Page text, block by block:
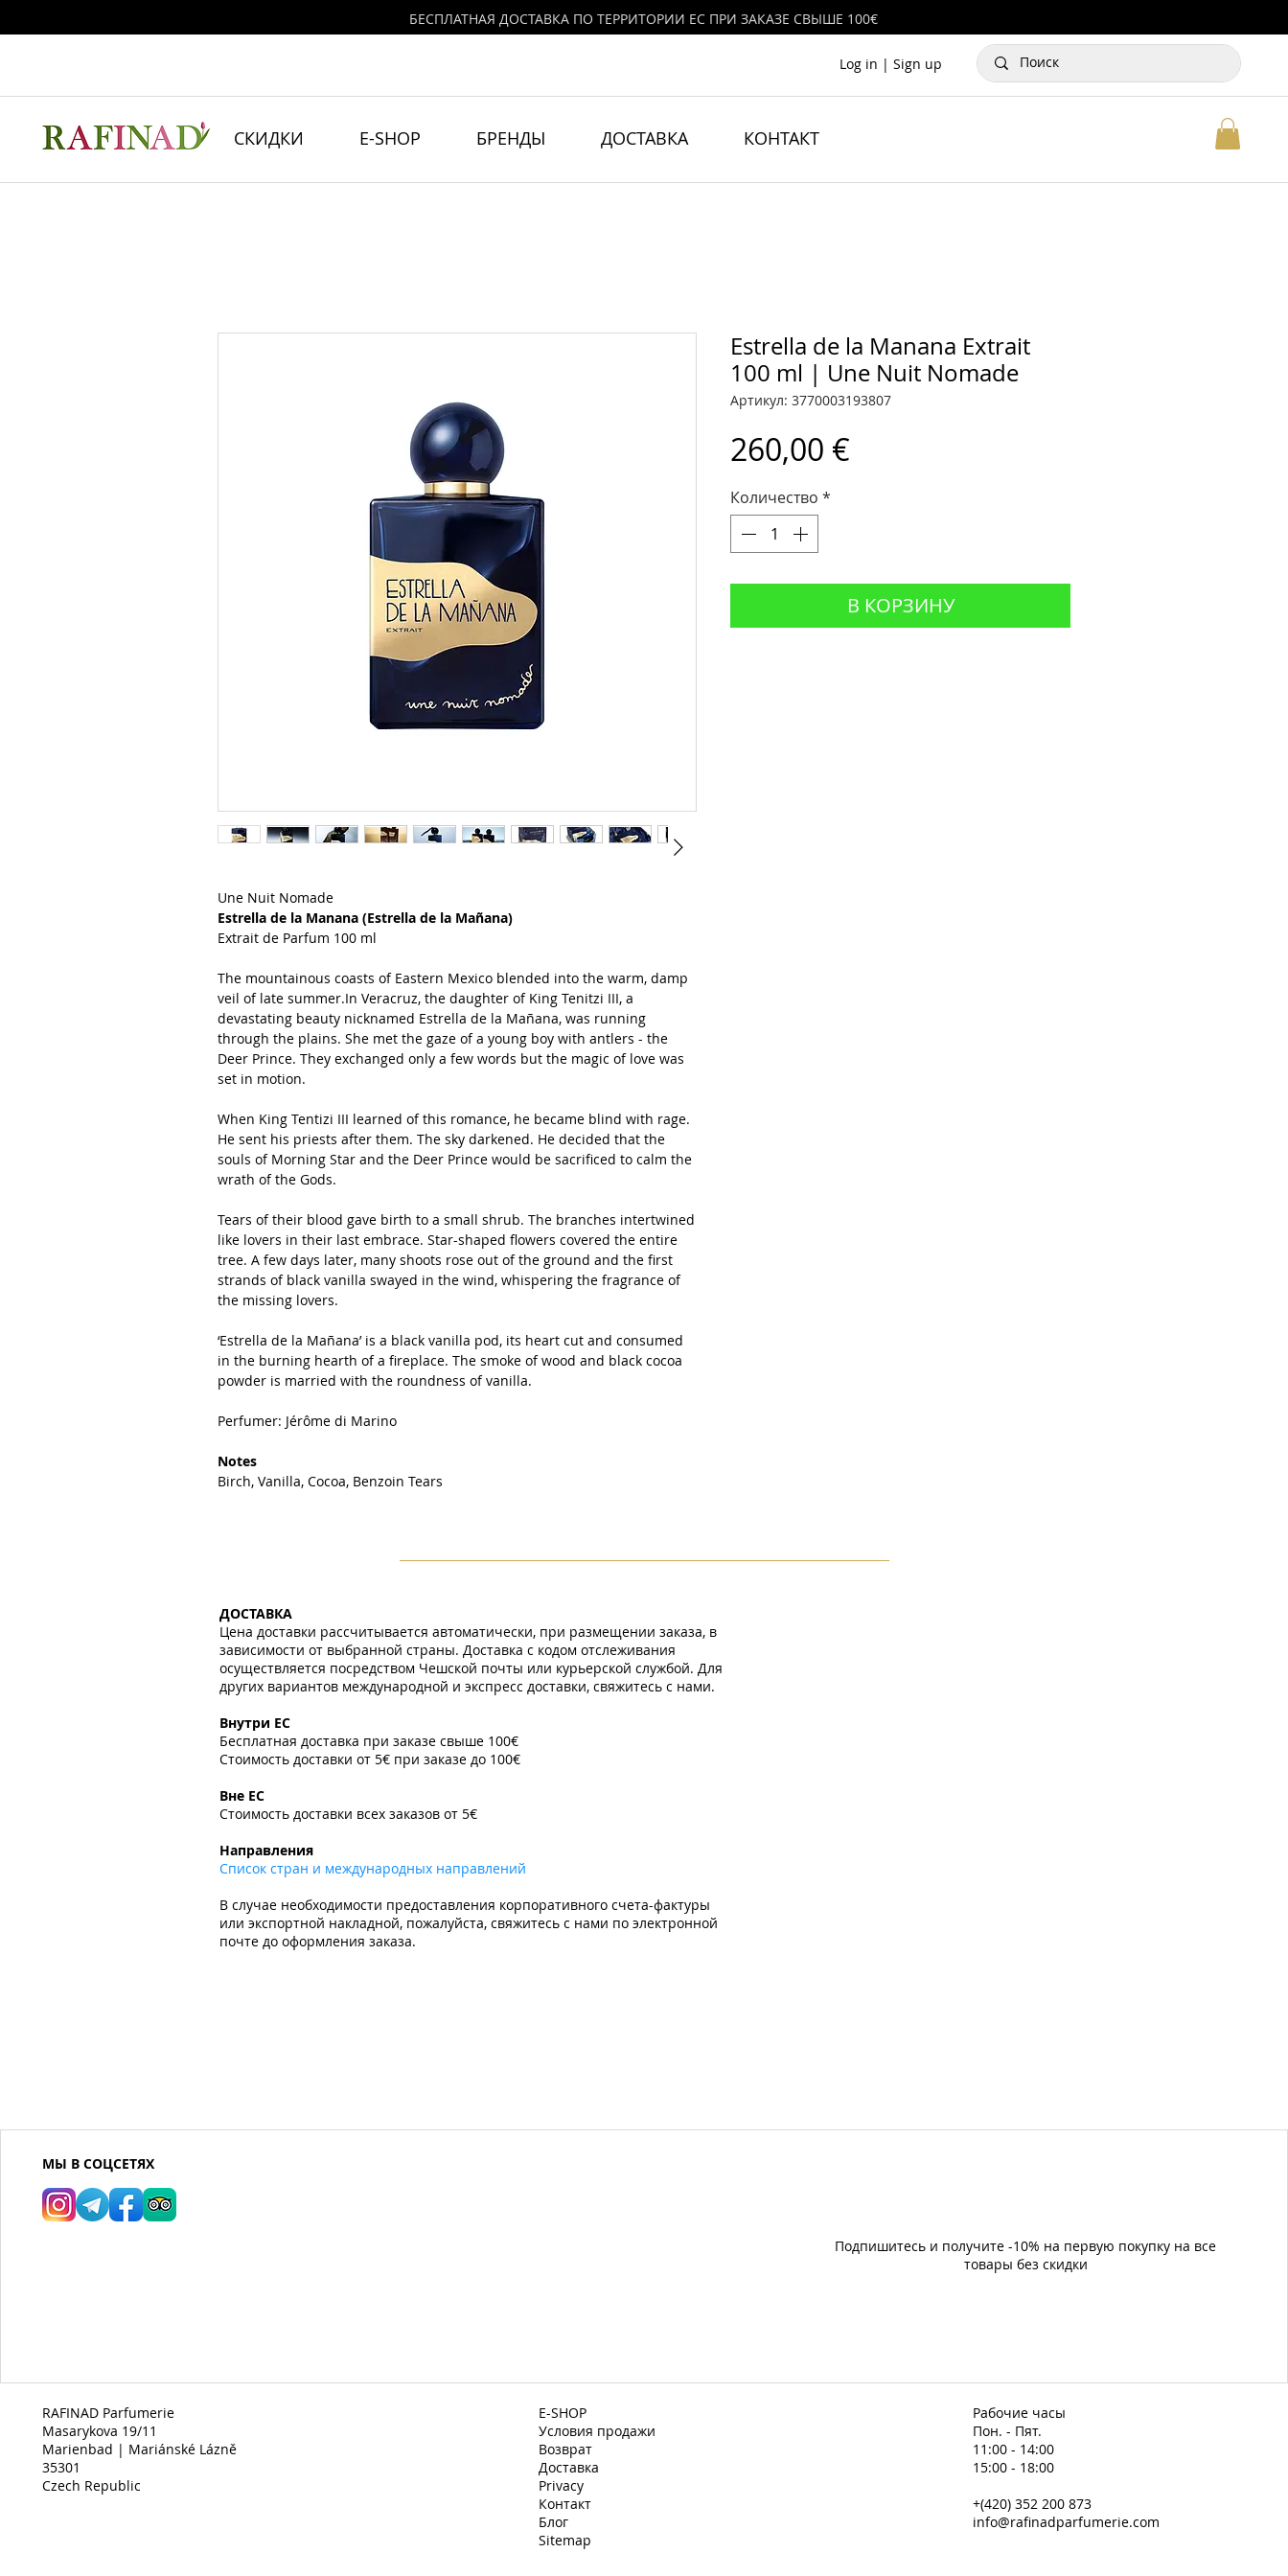
БЕСПЛАТНАЯ ДОСТАВКА ПО ТЕРРИТОРИИ ЕС ПРИ ЗАКАЗЕ СВЫШЕ 100€
Log in | Sign up
СКИДКИ E-SHOP БРЕНДЫ ДОСТАВКА КОНТАКТ
Une Nuit Nomade
Estrella de la Manana (Estrella de la Mañana)
Extrait de Parfum 100 ml
The mountainous coasts of Eastern Mexico blended into the warm, damp
veil of late summer.In Veracruz, the daughter of King Tenitzi III, a
devastating beauty nicknamed Estrella de la Mañana, was running
through the plains. She met the gaze of a young boy with antlers - the
Deer Prince. They exchanged only a few words but the magic of love was
set in motion.
When King Tentizi III learned of this romance, he became blind with rage.
He sent his priests after them. The sky darkened. He decided that the
souls of Morning Star and the Deer Prince would be sacrificed to calm the
wrath of the Gods.
Tears of their blood gave birth to a small shrub. The branches intertwined
like lovers in their last embrace. Star-shaped flowers covered the entire
tree. A few days later, many shoots rose out of the ground and the first
strands of black vanilla swayed in the wind, whispering the fragrance of
the missing lovers.
‘Estrella de la Mañana’ is a black vanilla pod, its heart cut and consumed
in the burning hearth of a fireplace. The smoke of wood and black cocoa
powder is married with the roundness of vanilla.
Perfumer: Jérôme di Marino
Notes
Birch, Vanilla, Cocoa, Benzoin Tears
Estrella de la Manana Extrait
100 ml | Une Nuit Nomade
Артикул: 3770003193807
260,00 €
Количество *
В КОРЗИНУ
ДОСТАВКА
Цена доставки рассчитывается автоматически, при размещении заказа, в
зависимости от выбранной страны. Доставка с кодом отслеживания
осуществляется посредством Чешской почты или курьерской службой. Для
других вариантов международной и экспресс доставки, свяжитесь с нами.
Внутри ЕС
Бесплатная доставка при заказе свыше 100€
Стоимость доставки от 5€ при заказе до 100€
Вне ЕС
Стоимость доставки всех заказов от 5€
Направления
Список стран и международных направлений
В случае необходимости предоставления корпоративного счета-фактуры
или экспортной накладной, пожалуйста, свяжитесь с нами по электронной
почте до оформления заказа.
МЫ В СОЦСЕТЯХ
Подпишитесь и получите -10% на первую покупку на все
товары без скидки
RAFINAD Parfumerie
Masarykova 19/11
Marienbad | Mariánské Lázně
35301
Czech Republic
E-SHOP
Условия продажи
Возврат
Доставка
Privacy
Контакт
Блог
Sitemap
Рабочие часы
Пон. - Пят.
11:00 - 14:00
15:00 - 18:00
+(420) 352 200 873
info@rafinadparfumerie.com